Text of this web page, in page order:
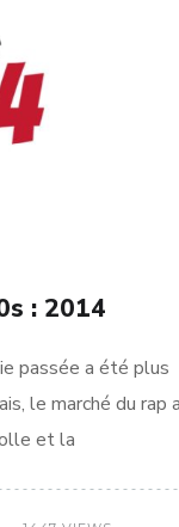
: 2014
passée a été plus
le marché du rap a
et la